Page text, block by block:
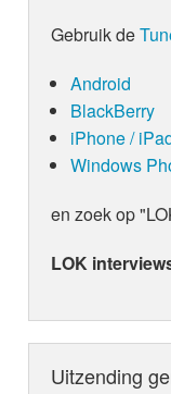
Gebruik de
Android
BlackBerry
iPhone /
Windows
en zoek op
LOK
Uitzending